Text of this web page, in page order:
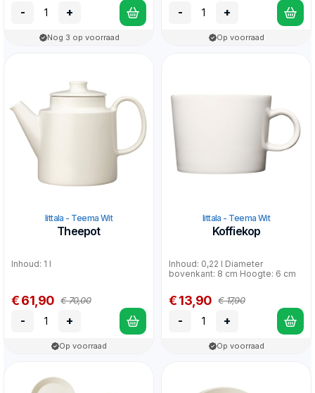
- +
Nog 3 op voorraad
- +
Op voorraad
Iittala - Teema Wit
Theepot
Inhoud: 1 l
€ 61,90 € 70,00
- +
Op voorraad
Iittala - Teema Wit
Koffiekop
Inhoud: 0,22 l Diameter
bovenkant: 8 cm Hoogte: 6 cm
€ 13,90 € 17,90
- +
Op voorraad